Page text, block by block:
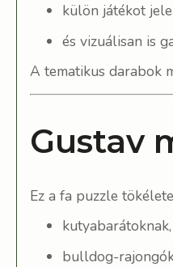
külön játékot
és vizuálisan is
A tematikus darabok
Gustav
Ez a fa puzzle
kutyabarátoknak,
bulldog-